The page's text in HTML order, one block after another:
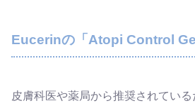
Eucerinの「Atopi Control
皮膚科医や薬局から推奨されてい